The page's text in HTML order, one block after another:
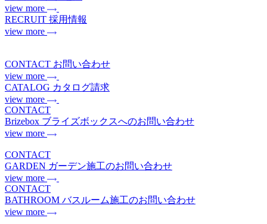
view more
RECRUIT 採用情報
view more
CONTACT お問い合わせ
view more
CATALOG カタログ請求
view more
CONTACT
Brizebox ブライズボックスへのお問い合わせ
view more
CONTACT
GARDEN ガーデン施工のお問い合わせ
view more
CONTACT
BATHROOM バスルーム施工のお問い合わせ
view more